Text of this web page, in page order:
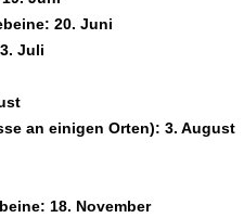
20. Juni
Juli
an einigen Orten): 3. August
18. November